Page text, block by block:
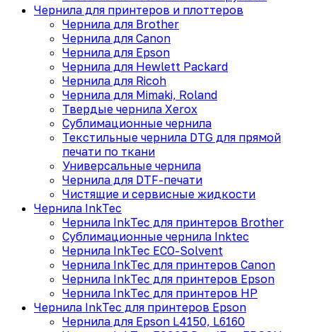
Чернила для принтеров и плоттеров
Чернила для Brother
Чернила для Canon
Чернила для Epson
Чернила для Hewlett Packard
Чернила для Ricoh
Чернила для Mimaki, Roland
Твердые чернила Xerox
Сублимационные чернила
Текстильные чернила DTG для прямой
печати по ткани
Универсальные чернила
Чернила для DTF-печати
Чистящие и сервисные жидкости
Чернила InkTec
Чернила InkTec для принтеров Brother
Сублимационные чернила Inktec
Чернила InkTec ECO-Solvent
Чернила InkTec для принтеров Canon
Чернила InkTec для принтеров Epson
Чернила InkTec для принтеров HP
Чернила InkTec для принтеров Epson
Чернила для Epson L4150, L6160